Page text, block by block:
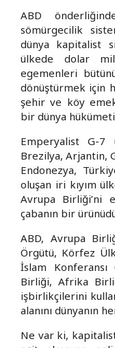
ABD
sömürgecilik
dünya kapitalist
ülkede dolar
egemenleri
dönüştürmek için
şehir ve köy
bir dünya
Emperyalist G-7
Brezilya, Arjantin,
Endonezya,
oluşan iri kıyım
Avrupa Birliği’ni
çabanın bir
ABD, Avrupa
Örgütü, Körfez
İslam Konferansı
Birliği, Afrika
işbirlikçilerini
alanını dünyanın
Ne var ki,